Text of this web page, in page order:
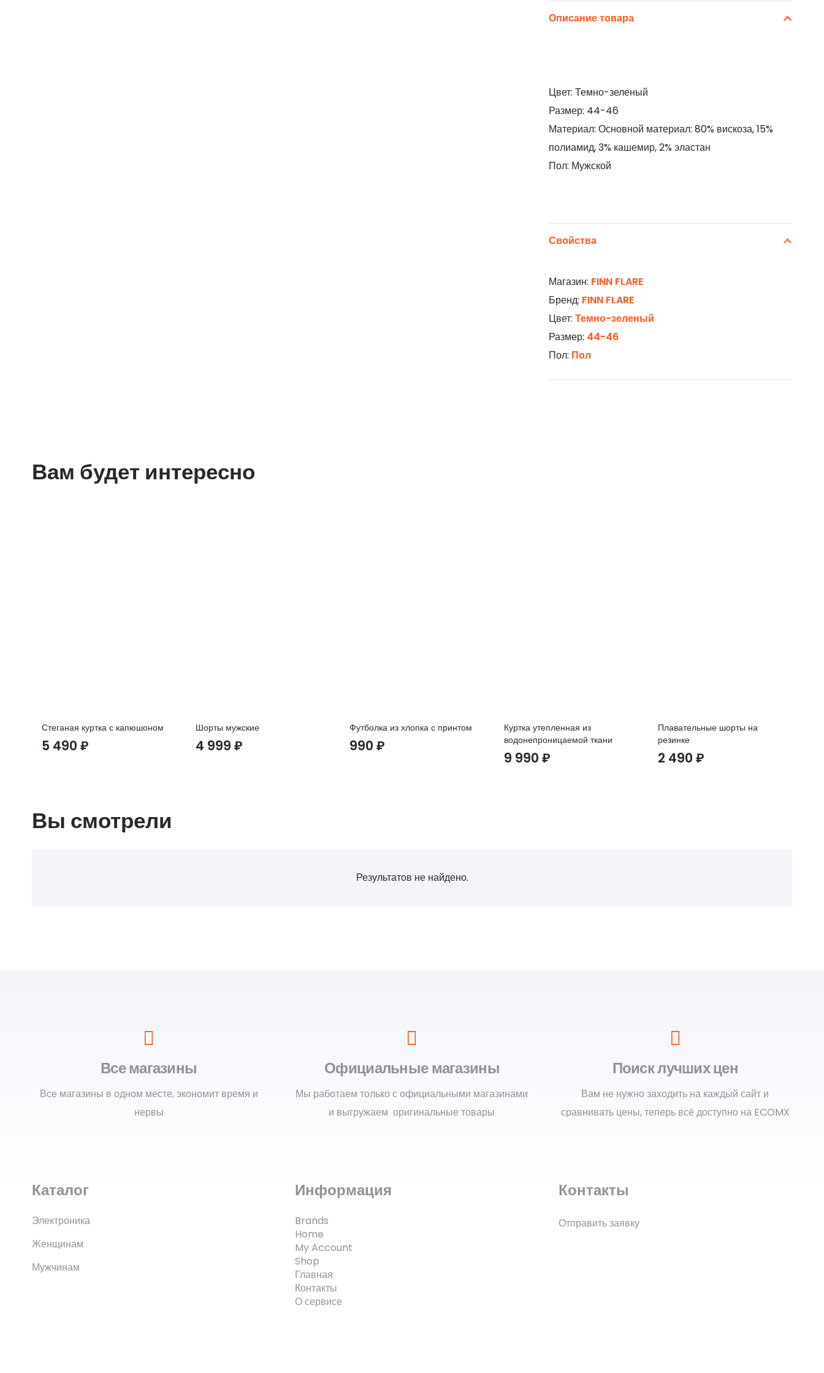
Описание товара
Цвет: Темно-зеленый
Размер: 44-46
Материал: Основной материал: 80% вискоза, 15%
полиамид, 3% кашемир, 2% эластан
Пол: Мужской
Свойства
Магазин: FINN FLARE
Бренд: FINN FLARE
Цвет: Темно-зеленый
Размер: 44-46
Пол: Пол
Вам будет интересно
Стеганая куртка с капюшоном
5 490 ₽
Шорты мужские
4 999₽
Футболка из хлопка с принтом
990₽
Куртка утепленная из
водонепроницаемой ткани
9 990 ₽
Плавательные шорты на
резинке
2 490 ₽
Вы смотрели
Результатов не найдено.
Все магазины
Все магазины в одном месте, экономит время и
нервы
Официальные магазины
Мы работаем только с официальными магазинами
и выгружаем оригинальные товары
Поиск лучших цен
Вам не нужно заходить на каждый сайт и
сравнивать цены, теперь всё доступно на ECOMX
Каталог
Электроника
Женщинам
Мужчинам
Информация
Brands
Home
My Account
Shop
Главная
Контакты
О сервисе
Контакты
Отправить заявку